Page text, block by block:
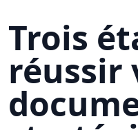
Trois
réussir